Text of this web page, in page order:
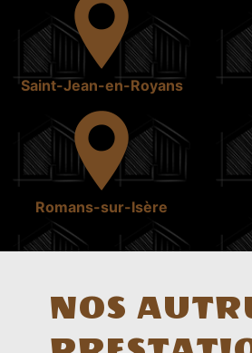
Saint-Jean-en-Royans
Romans-sur-Isère
NOS